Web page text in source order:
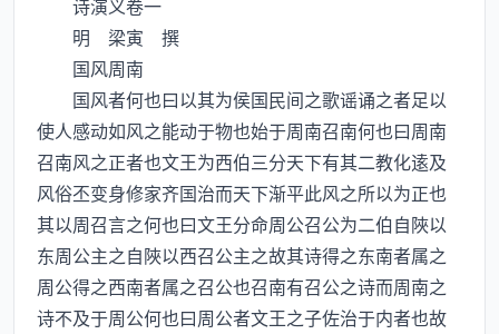
诗演义卷一
明 梁寅 撰
国风周南
国风者何也曰以其为侯国民间之歌谣诵之者足以
使人感动如风之能动于物也始于周南召南何也曰周南
召南风之正者也文王为西伯三分天下有其二教化逺及
风俗丕变身修家齐国治而天下渐平此风之所以为正也
其以周召言之何也曰文王分命周公召公为二伯自陜以
东周公主之自陜以西召公主之故其诗得之东南者属之
周公得之西南者属之召公也召南有召公之诗而周南之
诗不及于周公何也曰周公者文王之子佐治于内者也故